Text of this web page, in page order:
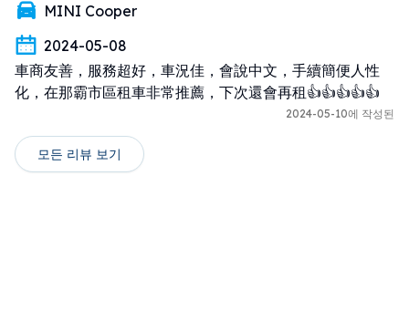
MINI Cooper
2024-05-08
車商友善，服務超好，車況佳，會說中文，手續簡便人性
化，在那霸市區租車非常推薦，下次還會再租👍👍👍👍👍
2024-05-10에 작성된
모든 리뷰 보기